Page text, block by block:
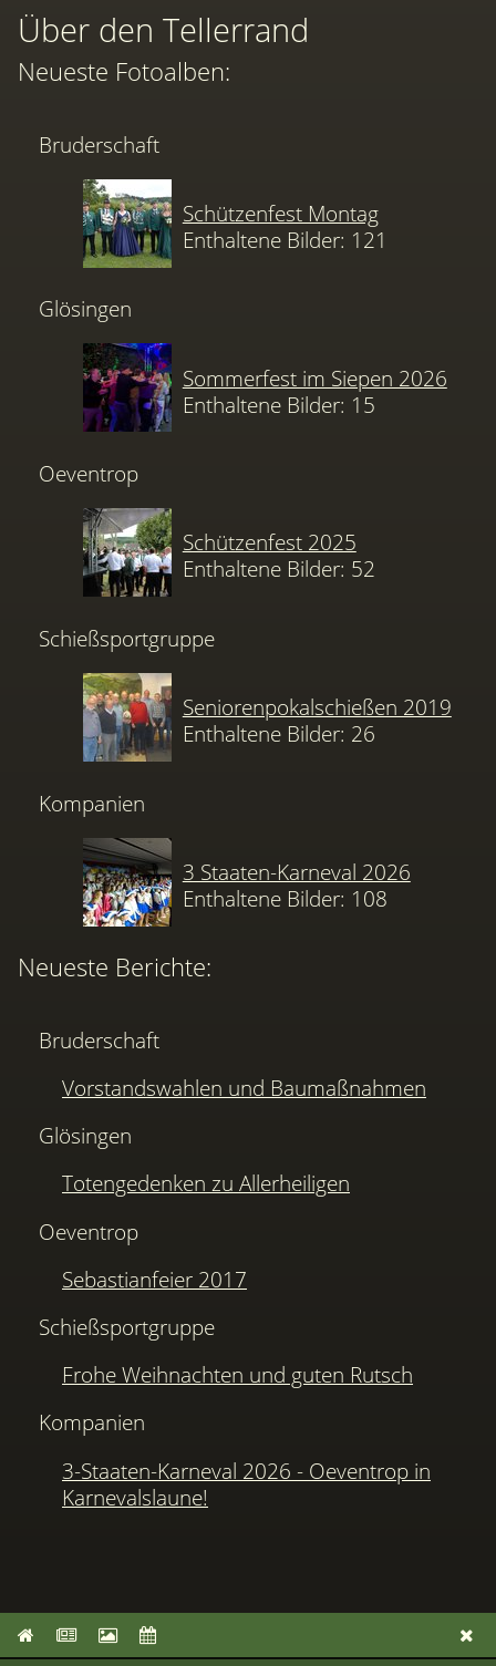
Über den Tellerrand
Neueste Fotoalben:
Bruderschaft
Schützenfest Montag
Enthaltene Bilder: 121
Glösingen
Sommerfest im Siepen 2026
Enthaltene Bilder: 15
Oeventrop
Schützenfest 2025
Enthaltene Bilder: 52
Schießsportgruppe
Seniorenpokalschießen 2019
Enthaltene Bilder: 26
Kompanien
3 Staaten-Karneval 2026
Enthaltene Bilder: 108
Neueste Berichte:
Bruderschaft
Vorstandswahlen und Baumaßnahmen
Glösingen
Totengedenken zu Allerheiligen
Oeventrop
Sebastianfeier 2017
Schießsportgruppe
Frohe Weihnachten und guten Rutsch
Kompanien
3-Staaten-Karneval 2026 - Oeventrop in
Karnevalslaune!